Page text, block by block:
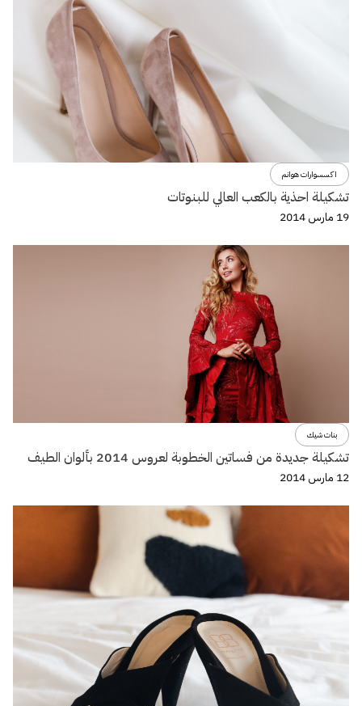
اكسسوارات هوانم
تشكيلة احذية بالكعب العالي للبنوتات
19 مارس 2014
بنات شيك
تشكيلة جديدة من فساتين الخطوبة لعروس 2014 بألوان الطيف
12 مارس 2014